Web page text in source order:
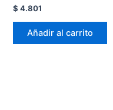
Valorado
en
0
$ 4.801
Añadir al carrito